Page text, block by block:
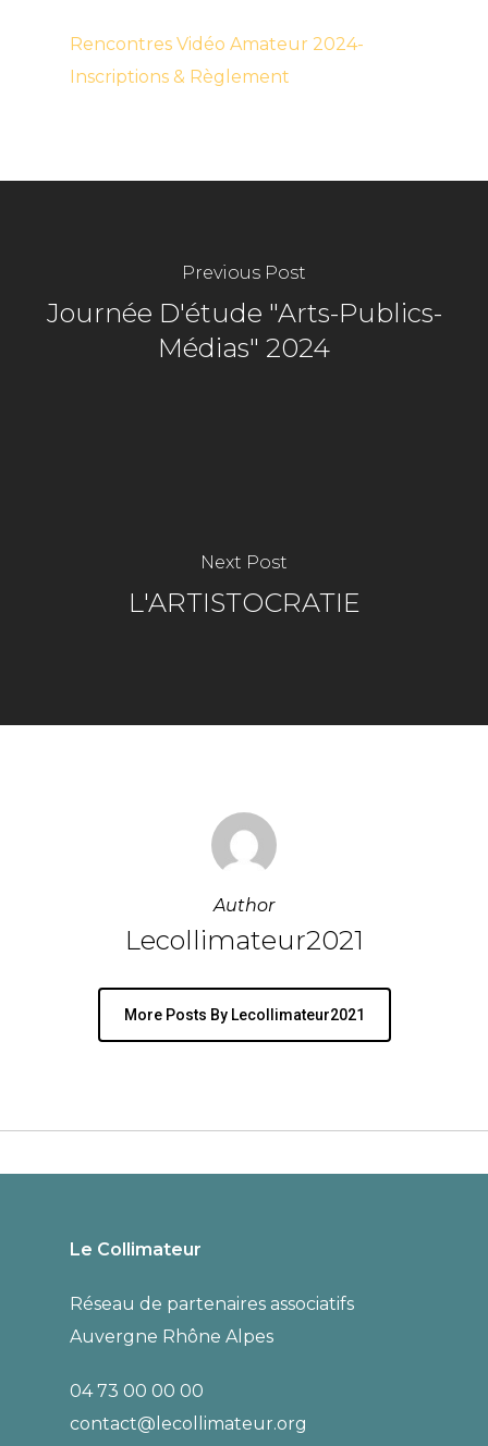
Rencontres Vidéo Amateur 2024-
Inscriptions & Règlement
Previous Post
Journée D'étude "Arts-Publics-
Médias" 2024
Next Post
L'ARTISTOCRATIE
Author
Lecollimateur2021
More Posts By Lecollimateur2021
Le Collimateur
Réseau de partenaires associatifs
Auvergne Rhône Alpes
04 73 00 00 00
contact@lecollimateur.org